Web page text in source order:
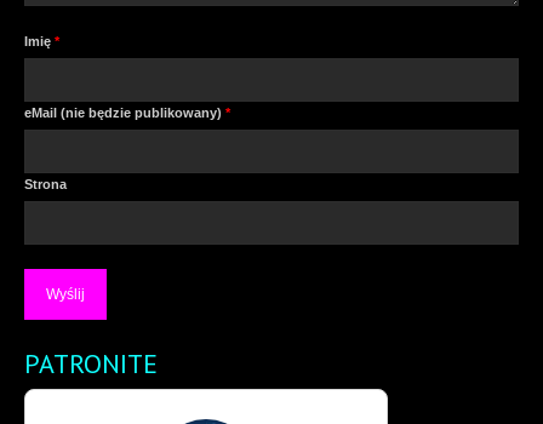
Imię *
eMail (nie będzie publikowany) *
Strona
PATRONITE